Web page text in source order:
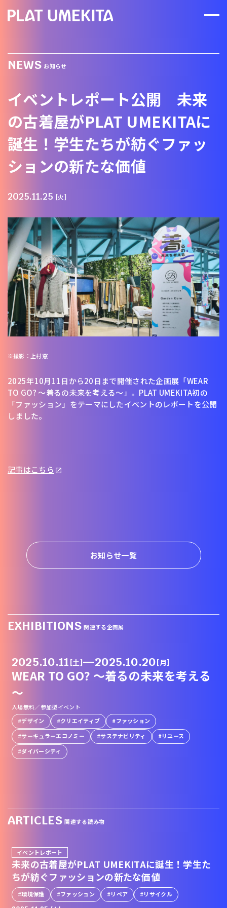
NEWS お知らせ
イベントレポート公開 未来
の古着屋がPLAT UMEKITAに
誕生！学生たちが紡ぐファッ
ションの新たな価値
2025.11.25 [火]
撮影：上村窓
2025年10月11日から20日まで開催された企画展「WEAR
TO GO? 〜着るの未来を考える〜」。PLAT UMEKITA初の
「ファッション」をテーマにしたイベントのレポートを公開
しました。
記事はこちら
お知らせ一覧
EXHIBITIONS 関連する企画展
2025.10.11 [土] —2025.10.20 [月]
WEAR TO GO? 〜着るの未来を考える
〜
入場無料／参加型イベント
デザイン
クリエイティブ
ファッション
サーキュラーエコノミー
サステナビリティ
リユース
ダイバーシティ
ARTICLES 関連する読み物
イベントレポート
未来の古着屋がPLAT UMEKITAに誕生！学生た
ちが紡ぐファッションの新たな価値
環境保護 ファッション リペア リサイクル